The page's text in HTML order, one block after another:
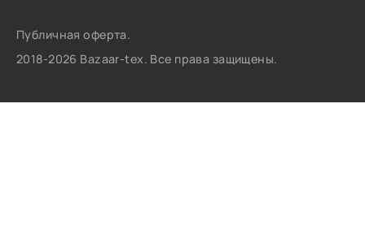
Публичная оферта.
2018-2026 Bazaar-tex. Все права защищены.